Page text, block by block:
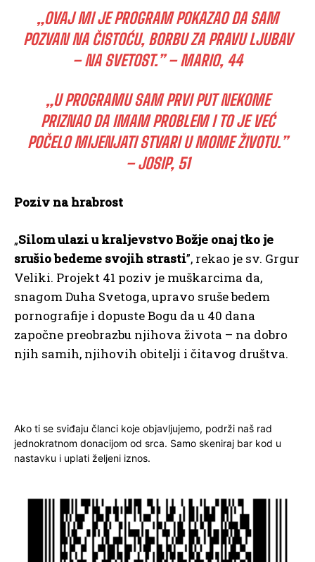
„OVAJ MI JE PROGRAM POKAZAO DA SAM
POZVAN NA ČISTOĆU, BORBU ZA PRAVU LJUBAV
– NA SVETOST.” – MARIO, 44
„U PROGRAMU SAM PRVI PUT NEKOME
PRIZNAO DA IMAM PROBLEM I TO JE VEĆ
POČELO MIJENJATI STVARI U MOME ŽIVOTU.”
– JOSIP, 51
Poziv na hrabrost
„Silom ulazi u kraljevstvo Božje onaj tko je
srušio bedeme svojih strasti”, rekao je sv. Grgur
Veliki. Projekt 41 poziv je muškarcima da,
snagom Duha Svetoga, upravo sruše bedem
pornografije i dopuste Bogu da u 40 dana
započne preobrazbu njihova života – na dobro
njih samih, njihovih obitelji i čitavog društva.
Ako ti se sviđaju članci koje objavljujemo, podrži naš rad
jednokratnom donacijom od srca. Samo skeniraj bar kod u
nastavku i uplati željeni iznos.